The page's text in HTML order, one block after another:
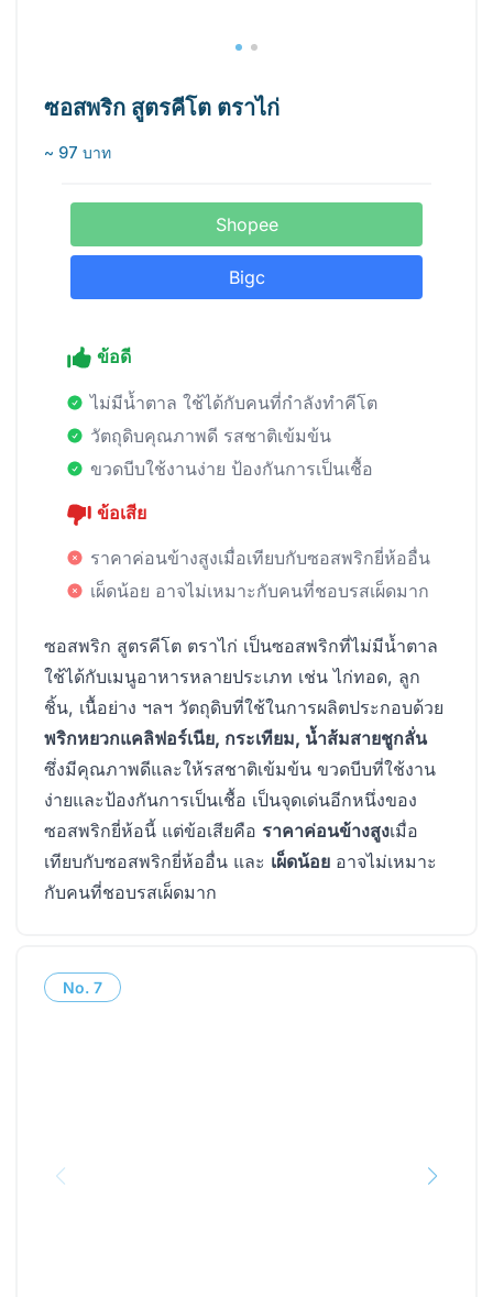
ซอสพริก สูตรคีโต ตราไก่
~ 97 บาท
Shopee
Bigc
ข้อดี
ไม่มีน้ำตาล ใช้ได้กับคนที่กำลังทำคีโต
วัตถุดิบคุณภาพดี รสชาติเข้มข้น
ขวดบีบใช้งานง่าย ป้องกันการเป็นเชื้อ
ข้อเสีย
ราคาค่อนข้างสูงเมื่อเทียบกับซอสพริกยี่ห้ออื่น
เผ็ดน้อย อาจไม่เหมาะกับคนที่ชอบรสเผ็ดมาก
ซอสพริก สูตรคีโต ตราไก่ เป็นซอสพริกที่ไม่มีน้ำตาล
ใช้ได้กับเมนูอาหารหลายประเภท เช่น ไก่ทอด, ลูก
ชิ้น, เนื้อย่าง ฯลฯ วัตถุดิบที่ใช้ในการผลิตประกอบด้วย
พริกหยวกแคลิฟอร์เนีย, กระเทียม, น้ำส้มสายชูกลั่น
ซึ่งมีคุณภาพดีและให้รสชาติเข้มข้น ขวดบีบที่ใช้งาน
ง่ายและป้องกันการเป็นเชื้อ เป็นจุดเด่นอีกหนึ่งของ
ซอสพริกยี่ห้อนี้ แต่ข้อเสียคือ ราคาค่อนข้างสูงเมื่อ
เทียบกับซอสพริกยี่ห้ออื่น และ เผ็ดน้อย อาจไม่เหมาะ
กับคนที่ชอบรสเผ็ดมาก
No. 7